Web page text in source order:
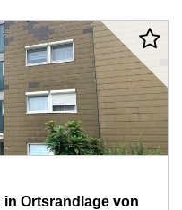
Ortsrandlage von